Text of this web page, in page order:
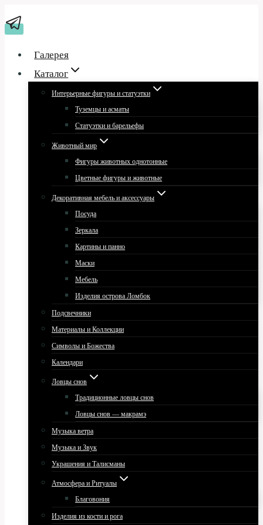
к
Галерея
Каталог
Интерьерные фигуры и статуэтки
Туземцы и асматы
Статуэтки и барельефы
Животный мир
Фигуры животных однотонные
Цветные фигуры и животные
Декоративная мебель и аксессуары
Посуда
Зеркала
Картины и панно
Маски
Мебель
Изделия острова Ломбок
Подсвечники
Материалы и Коллекции
Символы и Божества
Календари
Ловцы снов
Традиционные ловцы снов
Ловцы снов — макрамэ
Музыка ветра
Музыка и Звук
Украшения и Талисманы
Атмосфера и Ритуалы
Благовония
Изделия из кости и рога